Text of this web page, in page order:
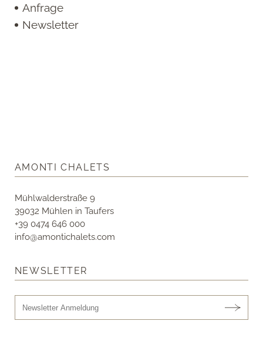
Anfrage
Newsletter
AMONTI CHALETS
Mühlwalderstraße 9
39032 Mühlen in Taufers
+39 0474 646 000
info@amontichalets.com
NEWSLETTER